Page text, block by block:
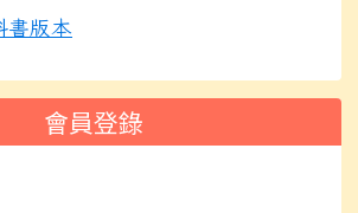
書版本
會員登錄